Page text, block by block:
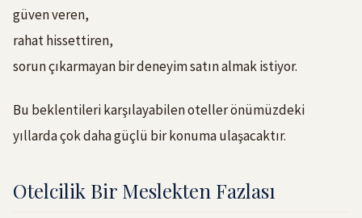
güven veren,
rahat hissettiren,
sorun çıkarmayan bir deneyim satın almak istiyor.
Bu beklentileri karşılayabilen oteller önümüzdeki
yıllarda çok daha güçlü bir konuma ulaşacaktır.
Otelcilik Bir Meslekten Fazlası